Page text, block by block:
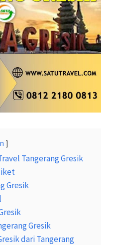
Tangerang Gresik
Gresik
Gresik
dari Tangerang